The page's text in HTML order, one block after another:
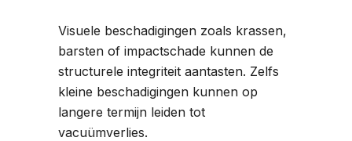
Visuele beschadigingen zoals krassen,
barsten of impactschade kunnen de
structurele integriteit aantasten. Zelfs
kleine beschadigingen kunnen op
langere termijn leiden tot
vacuümverlies.